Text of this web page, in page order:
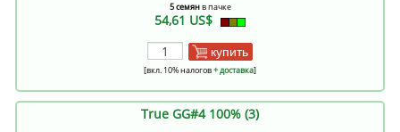
5 семянв пачке
54,61 US$
купить
[вкл. 10% налогов+ доставка]
True GG#4 100% (3)